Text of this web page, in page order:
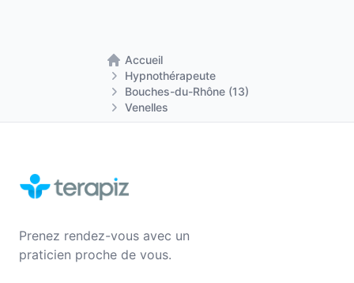
Accueil
Retour à la page d'accueil
Hypnothérapeute
Bouches-du-Rhône (13)
Venelles
Prenez rendez-vous avec un
praticien proche de vous.